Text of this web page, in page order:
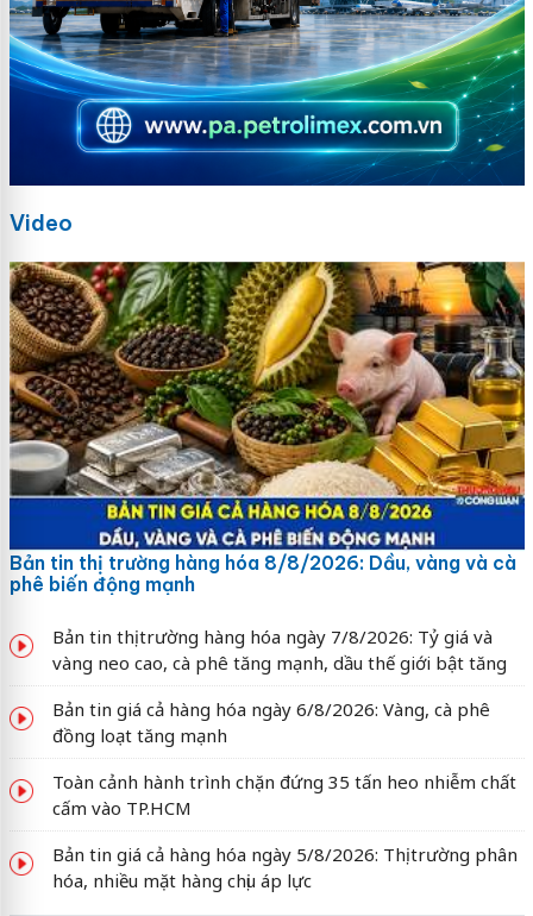
Video
Bản tin thị trường hàng hóa 8/8/2026: Dầu, vàng và cà
phê biến động mạnh
Bản tin thị trường hàng hóa ngày 7/8/2026: Tỷ giá và
vàng neo cao, cà phê tăng mạnh, dầu thế giới bật tăng
Bản tin giá cả hàng hóa ngày 6/8/2026: Vàng, cà phê
đồng loạt tăng mạnh
Toàn cảnh hành trình chặn đứng 35 tấn heo nhiễm chất
cấm vào TP.HCM
Bản tin giá cả hàng hóa ngày 5/8/2026: Thị trường phân
hóa, nhiều mặt hàng chịu áp lực